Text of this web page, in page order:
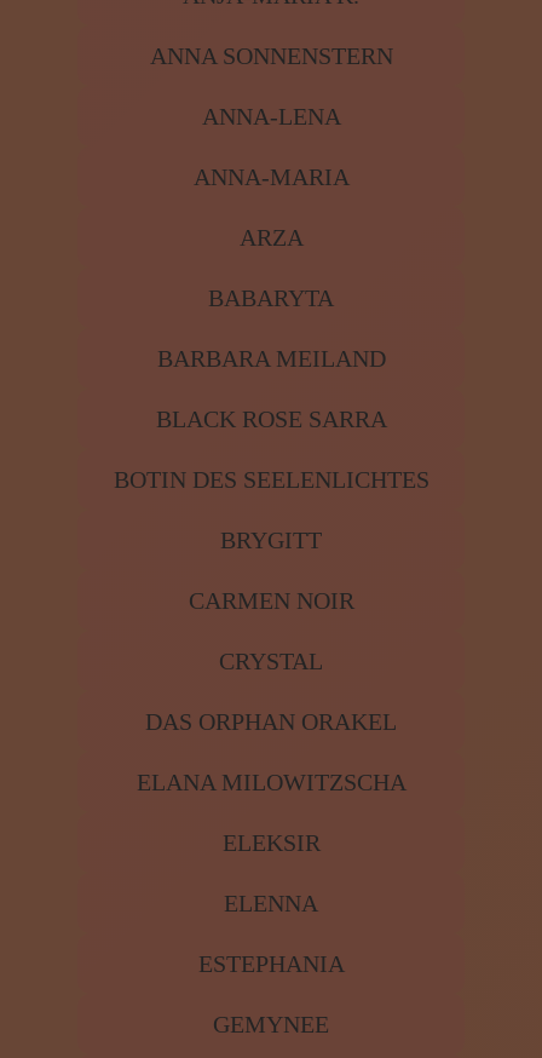
ANNA SONNENSTERN
ANNA-LENA
ANNA-MARIA
ARZA
BABARYTA
BARBARA MEILAND
BLACK ROSE SARRA
BOTIN DES SEELENLICHTES
BRYGITT
CARMEN NOIR
CRYSTAL
DAS ORPHAN ORAKEL
ELANA MILOWITZSCHA
ELEKSIR
ELENNA
ESTEPHANIA
GEMYNEE